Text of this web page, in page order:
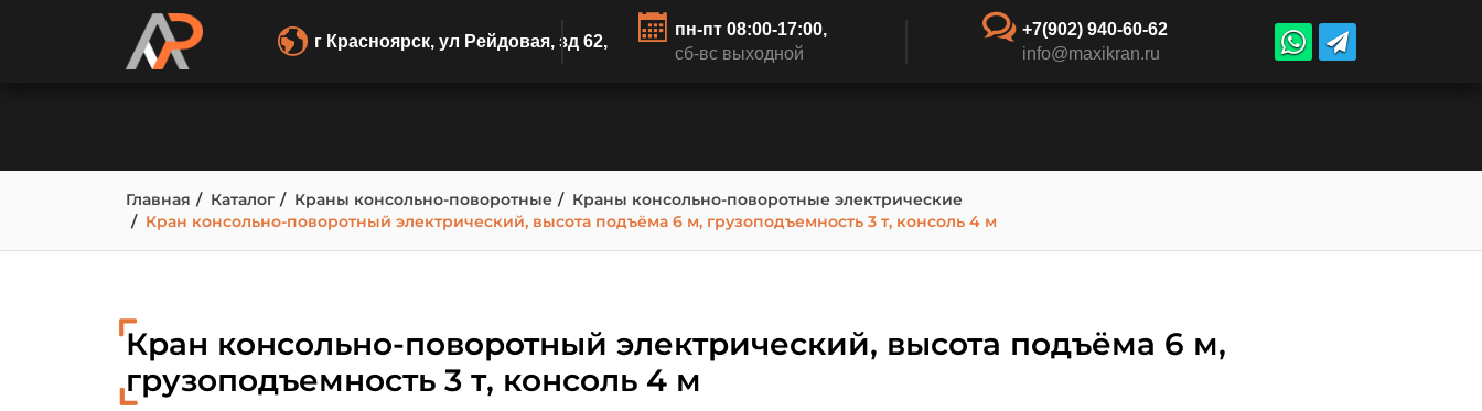
г Красноярск, ул Рейдовая, зд 62,
пн-пт 08:00-17:00,
сб-вс выходной
+7(902) 940-60-62
info@maxikran.ru
Главная Каталог Краны консольно-поворотные
Краны консольно-поворотные электрические
Кран консольно-поворотный электрический, высота подъёма 6 м, грузоподъемность 3 т, консоль 4 м
Кран консольно-поворотный электрический, высота подъёма 6 м,
грузоподъемность 3 т, консоль 4 м